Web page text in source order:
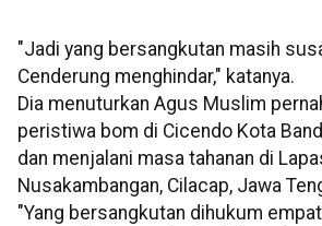
"Jadi yang bersangkutan masih
Cenderung menghindar," katanya.
Dia menuturkan Agus Muslim
peristiwa bom di Cicendo Kota
dan menjalani masa tahanan di
Nusakambangan, Cilacap, Jawa
"Yang bersangkutan dihukum